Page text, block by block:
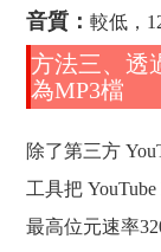
音質：較低，
方法三、透
為MP3檔
除了第三方
工具把
最高位元速率